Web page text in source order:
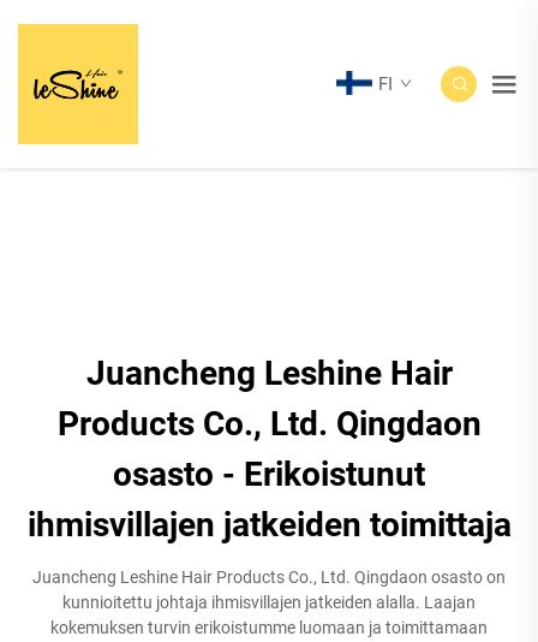
FI
Juancheng Leshine Hair
Products Co., Ltd. Qingdaon
osasto - Erikoistunut
ihmisvillajen jatkeiden toimittaja
Juancheng Leshine Hair Products Co., Ltd. Qingdaon osasto on
kunnioitettu johtaja ihmisvillajen jatkeiden alalla. Laajan
kokemuksen turvin erikoistumme luomaan ja toimittamaan